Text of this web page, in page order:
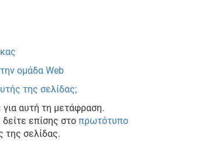
ομάδα Web
της σελίδας;
για αυτή τη μετάφραση.
επίσης στο πρωτότυπο
της σελίδας.